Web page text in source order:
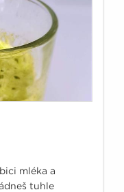
mléka a
tuhle